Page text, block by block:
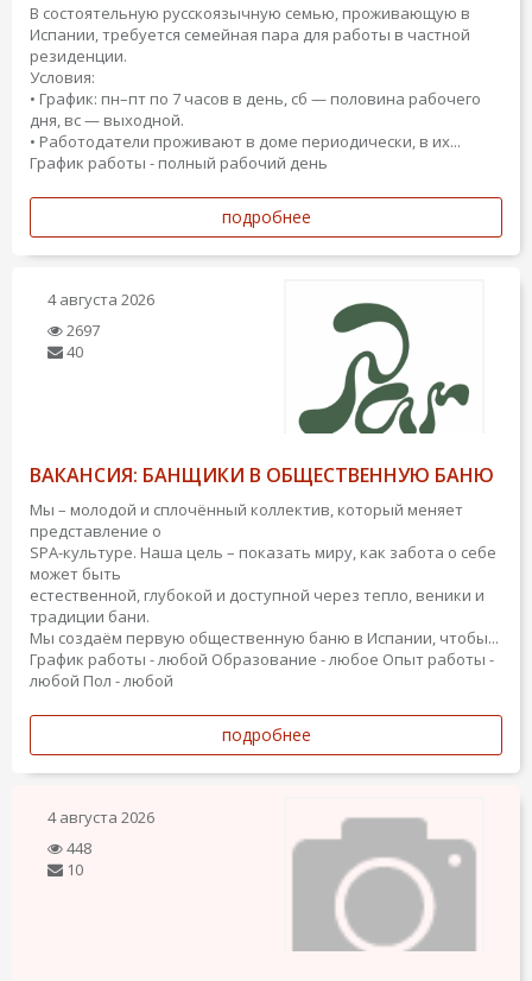
В состоятельную русскоязычную семью, проживающую в
Испании, требуется семейная пара для работы в частной
резиденции.
Условия:
• График: пн–пт по 7 часов в день, сб — половина рабочего
дня, вс — выходной.
• Работодатели проживают в доме периодически, в их...
График работы - полный рабочий день
подробнее
4 августа 2026
2697
40
ВАКАНСИЯ: БАНЩИКИ В ОБЩЕСТВЕННУЮ БАНЮ
Мы – молодой и сплочённый коллектив, который меняет
представление о
SPA-культуре. Наша цель – показать миру, как забота о себе
может быть
естественной, глубокой и доступной через тепло, веники и
традиции бани.
Мы создаём первую общественную баню в Испании, чтобы...
График работы - любой Образование - любое Опыт работы -
любой Пол - любой
подробнее
4 августа 2026
448
10